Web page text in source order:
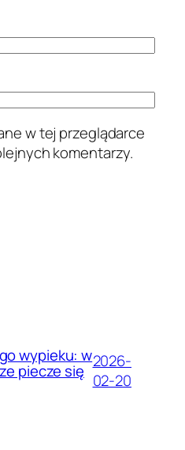
w tej przeglądarce
komentarzy.
wypieku: w
piecze się 2026-
02-20